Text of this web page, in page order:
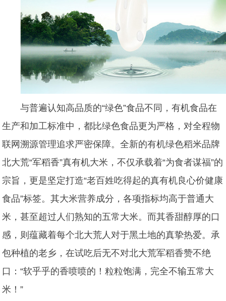
与普遍认知高品质的“绿色”食品不同，有机食品在
生产和加工标准中，都比绿色食品更为严格，对全程物
联网溯源管理追求严密保障。全新的有机绿色稻米品牌
北大荒“军稻香”真有机大米，不仅承载着“为食者谋福”的
宗旨，更是坚定打造“老百姓吃得起的真有机良心价健康
食品”标签。其大米营养成分，各项指标均高于普通大
米，甚至超过人们熟知的五常大米。而其香甜醇厚的口
感，则蕴藏着每个北大荒人对于黑土地的真挚热爱。承
包种植的老乡，在试吃后无不对北大荒军稻香赞不绝
口：“软乎乎的香喷喷的！粒粒饱满，完全不输五常大
米！”